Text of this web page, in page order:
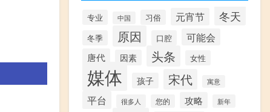
专业 中国 习俗 元宵节 冬天
冬季 原因 口腔
可能会
唐代
因素 头条 女性
媒体 孩子 宋代 寓意
平台 很多人 您的 攻略 新年